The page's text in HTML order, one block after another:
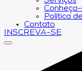
Política
Contato
INSCREVA-SE